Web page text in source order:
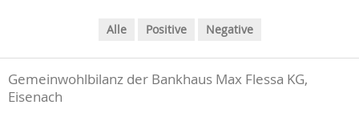
Alle Positive Negative
Gemeinwohlbilanz der Bankhaus Max Flessa KG,
Eisenach